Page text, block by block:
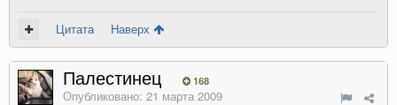
Цитата Наверх
Палестинец 168
Опубликовано: 21 марта 2009